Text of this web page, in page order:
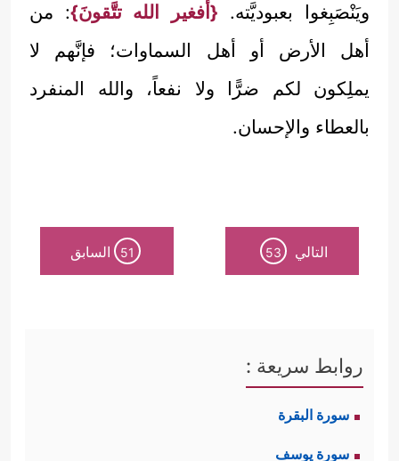
ويَنْصَبِغوا بعبوديَّته. {أفغير الله تتَّقونَ}: من
أهل الأرض أو أهل السماوات؛ فإنَّهم لا
يملِكون لكم ضرًّا ولا نفعاً، والله المنفرد
بالعطاء والإحسان.
التالي 53
51 السابق
روابط سريعة :
سورة البقرة
سورة يوسف